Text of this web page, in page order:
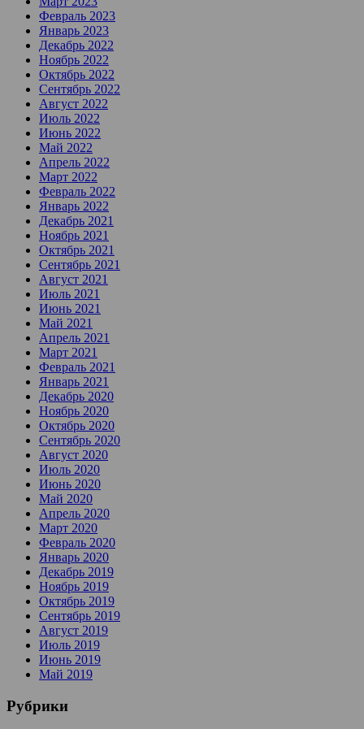
Февраль 2023
Январь 2023
Декабрь 2022
Ноябрь 2022
Октябрь 2022
Сентябрь 2022
Август 2022
Июль 2022
Июнь 2022
Май 2022
Апрель 2022
Март 2022
Февраль 2022
Январь 2022
Декабрь 2021
Ноябрь 2021
Октябрь 2021
Сентябрь 2021
Август 2021
Июль 2021
Июнь 2021
Май 2021
Апрель 2021
Март 2021
Февраль 2021
Январь 2021
Декабрь 2020
Ноябрь 2020
Октябрь 2020
Сентябрь 2020
Август 2020
Июль 2020
Июнь 2020
Май 2020
Апрель 2020
Март 2020
Февраль 2020
Январь 2020
Декабрь 2019
Ноябрь 2019
Октябрь 2019
Сентябрь 2019
Август 2019
Июль 2019
Июнь 2019
Май 2019
Рубрики